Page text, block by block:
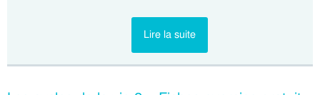
Lire la suite